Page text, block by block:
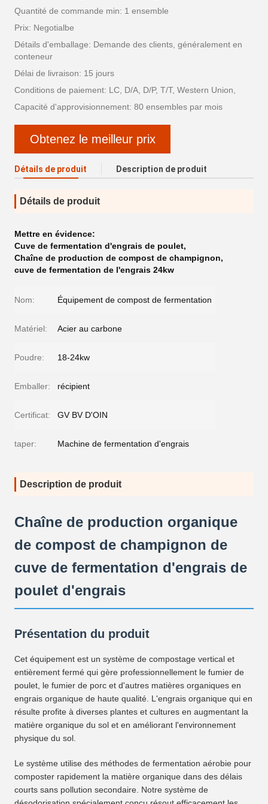
Quantité de commande min: 1 ensemble
Prix: Negotialbe
Détails d'emballage: Demande des clients, généralement en
conteneur
Délai de livraison: 15 jours
Conditions de paiement: LC, D/A, D/P, T/T, Western Union,
Capacité d'approvisionnement: 80 ensembles par mois
Obtenez le meilleur prix
Détails de produit Description de produit
Détails de produit
Mettre en évidence:
Cuve de fermentation d'engrais de poulet,
Chaîne de production de compost de champignon,
cuve de fermentation de l'engrais 24kw
Nom: Équipement de compost de fermentation
Matériel: Acier au carbone
Poudre: 18-24kw
Emballer: récipient
Certificat: GV BV D'OIN
taper: Machine de fermentation d'engrais
Description de produit
Chaîne de production organique
de compost de champignon de
cuve de fermentation d'engrais de
poulet d'engrais
Présentation du produit
Cet équipement est un système de compostage vertical et
entièrement fermé qui gère professionnellement le fumier de
poulet, le fumier de porc et d'autres matières organiques en
engrais organique de haute qualité. L'engrais organique qui en
résulte profite à diverses plantes et cultures en augmentant la
matière organique du sol et en améliorant l'environnement
physique du sol.
Le système utilise des méthodes de fermentation aérobie pour
composter rapidement la matière organique dans des délais
courts sans pollution secondaire. Notre système de